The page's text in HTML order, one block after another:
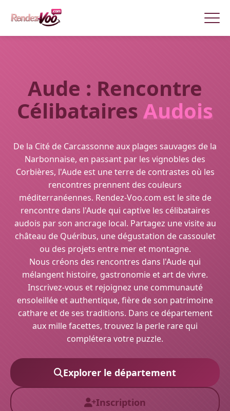
Aude : Rencontre
Célibataires Audois
De la Cité de Carcassonne aux plages sauvages de la
Narbonnaise, en passant par les vignobles des
Corbières, l'Aude est une terre de contrastes où les
rencontres prennent des couleurs
méditerranéennes. Rendez-Voo.com est le site de
rencontre dans l'Aude qui captive les célibataires
audois par son ancrage local. Partagez une visite au
château de Quéribus, une dégustation de cassoulet
ou des projets entre mer et montagne.
Nous créons des rencontres dans l'Aude qui
mélangent histoire, gastronomie et art de vivre.
Inscrivez-vous et rejoignez une communauté
ensoleillée et authentique, fière de son patrimoine
cathare et de ses traditions. Dans ce département
aux mille facettes, trouvez la perle rare qui
complétera votre puzzle.
Explorer le département
Inscription